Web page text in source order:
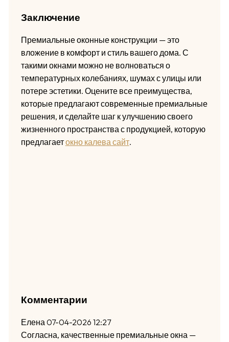
Заключение
Премиальные оконные конструкции — это
вложение в комфорт и стиль вашего дома. С
такими окнами можно не волноваться о
температурных колебаниях, шумах с улицы или
потере эстетики. Оцените все преимущества,
которые предлагают современные премиальные
решения, и сделайте шаг к улучшению своего
жизненного пространства с продукцией, которую
предлагаетокно калева сайт.
Комментарии
Елена07-04-2026 12:27
Согласна, качественные премиальные окна —